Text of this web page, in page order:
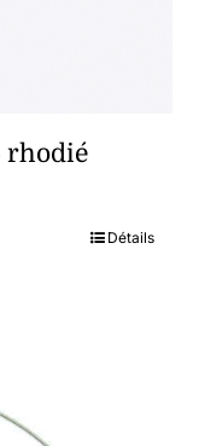
rhodié
Détails